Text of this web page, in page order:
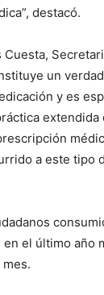
destacó.
un
y es
extendida
a este tipo
el último año